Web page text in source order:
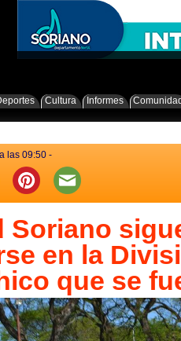
Cultura Informes
las 09:50 -
Soriano
en la
que se